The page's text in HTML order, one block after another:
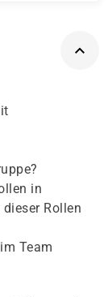
in
Rollen
Team